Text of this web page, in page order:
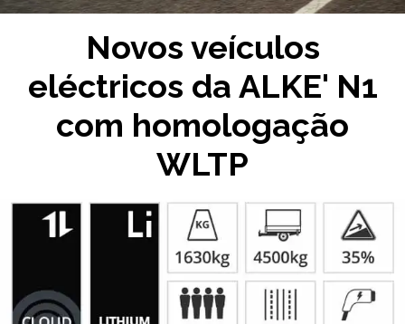
Novos veículos
eléctricos da ALKE' N1
com homologação
WLTP